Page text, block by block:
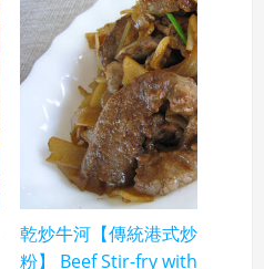
乾炒牛河【傳統港式炒
粉】 Beef Stir-fry with